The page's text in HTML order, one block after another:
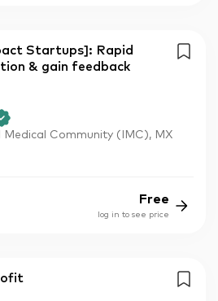
Startups]: Rapid
& gain feedback
Medical Community (IMC), MX
Free
log in to see price